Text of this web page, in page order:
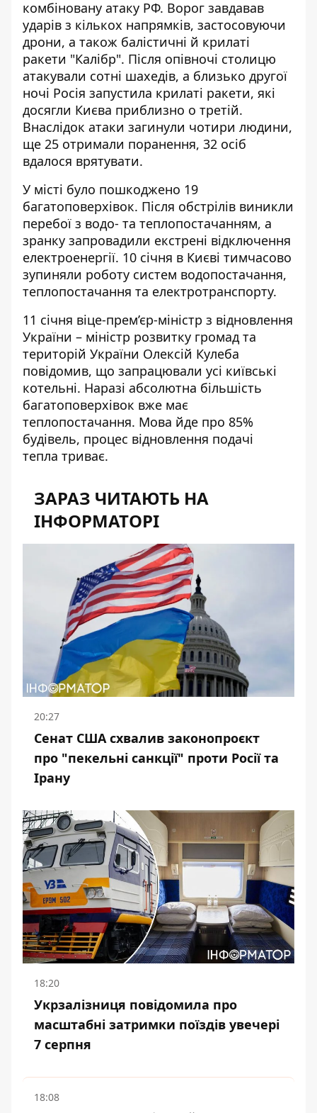
комбіновану атаку РФ. Ворог завдавав
ударів з кількох напрямків, застосовуючи
дрони, а також балістичні й крилаті
ракети "Калібр". Після опівночі столицю
атакували сотні шахедів, а близько другої
ночі Росія запустила крилаті ракети, які
досягли Києва приблизно о третій.
Внаслідок атаки загинули чотири людини,
ще 25 отримали поранення, 32 осіб
вдалося врятувати.
У місті було пошкоджено 19
багатоповерхівок. Після обстрілів виникли
перебої з водо- та теплопостачанням, а
зранку запровадили екстрені відключення
електроенергії. 10 січня в Києві тимчасово
зупиняли роботу систем водопостачання,
теплопостачання та електротранспорту.
11 січня віце-прем’єр-міністр з відновлення
України – міністр розвитку громад та
територій України Олексій Кулеба
повідомив, що запрацювали усі київські
котельні. Наразі абсолютна більшість
багатоповерхівок вже має
теплопостачання. Мова йде про 85%
будівель, процес відновлення подачі
тепла триває.
ЗАРАЗ ЧИТАЮТЬ НА
ІНФОРМАТОРІ
20:27
Сенат США схвалив законопроєкт
про "пекельні санкції" проти Росії та
Ірану
18:20
Укрзалізниця повідомила про
масштабні затримки поїздів увечері
7 серпня
18:08